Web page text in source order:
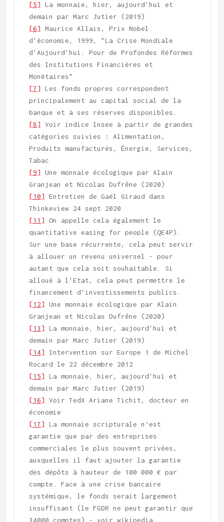
[5] La monnaie, hier, aujourd'hui et
[6] Maurice Allais, Prix Nobel
d'économie, 1999, "La Crise Mondiale
d'Aujourd'hui. Pour de Profondes Réformes
des Institutions Financières et
[7] Les fonds propres correspondent
principalement au capital social de la
[8] Voir indice Insee à partir de grandes
catégories suivies : Alimentation,
Produits manufacturés, Énergie, Services,
[9] Une monnaie écologique par Alain
[10] Entretien de Gaël Giraud dans
[11] On appelle cela également le
quantitative easing for people (QE4P).
Sur une base récurrente, cela peut servir
à allouer un revenu universel - pour
autant que cela soit souhaitable. Si
alloué à l'Etat, cela peut permettre le
[12] Une monnaie écologique par Alain
[13] La monnaie, hier, aujourd'hui et
[14] Intervention sur Europe 1 de Michel
[15] La monnaie, hier, aujourd'hui et
[16] Voir TedX Ariane Tichit, docteur en
[17] La monnaie scripturale n’est
garantie que par des entreprises
commerciales le plus souvent privées,
auxquelles il faut ajouter la garantie
des dépôts à hauteur de 100 000 € par
compte. Face à une crise bancaire
systémique, le fonds serait largement
insuffisant (le FGDR ne peut garantir que
34000 comptes) - voir wikipedia